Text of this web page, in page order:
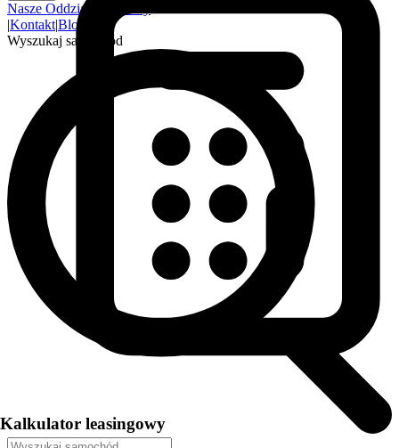
Nasze Oddziały
|Kontakt|Blog
Wyszukaj samochód
Kalkulator leasingowy